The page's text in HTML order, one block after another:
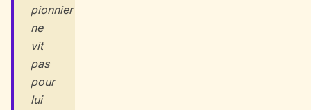
pionnier
ne
vit
pas
pour
lui